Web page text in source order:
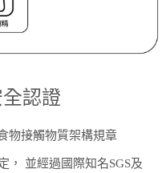
認證
物接觸物質架構規章
， 並經過國際知名SGS及